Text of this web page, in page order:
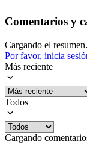
Comentarios y
Cargando el
Por favor, inicia
Más reciente
Todos
Cargando